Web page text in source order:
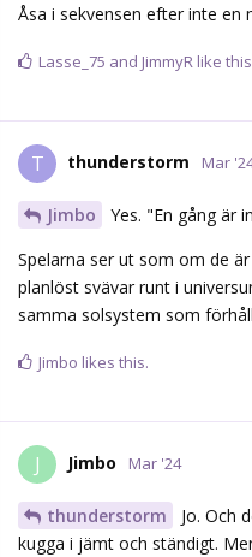
Åsa i sekvensen efter inte en
Lasse_75 and JimmyR like
T thunderstorm Mar
Jimbo
Yes. "En gång är
Spelarna ser ut som om de
planlöst svävar runt i
samma solsystem som
Jimbo likes this.
J Jimbo Mar '24
thunderstorm
Jo. Och
kugga i jämt och ständigt.